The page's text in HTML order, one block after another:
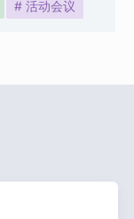
# 活动会议